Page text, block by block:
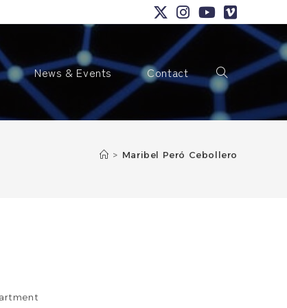
News & Events Contact Toggle
> Maribel Peró Cebollero